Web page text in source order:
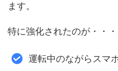
ます。
特に強化されたのが・・・
運転中のながらスマ